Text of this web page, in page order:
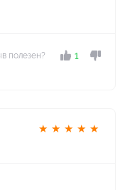
полезен? 1
★ ★ ★ ★ ★